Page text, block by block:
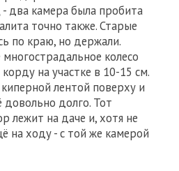
два камера была пробита
точно также. Старые
по краю, но держали.
колесо
на участке в 10-15 см.
лентой поверху и
долго. Тот
лежит на даче и, хотя не
на ходу - с той же камерой